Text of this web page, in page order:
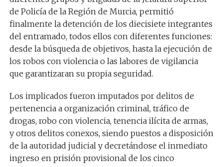
de Policía de la Región de Murcia, permitió
finalmente la detención de los diecisiete integrantes
del entramado, todos ellos con diferentes funciones:
desde la búsqueda de objetivos, hasta la ejecución de
los robos con violencia o las labores de vigilancia
que garantizaran su propia seguridad.
Los implicados fueron imputados por delitos de
pertenencia a organización criminal, tráfico de
drogas, robo con violencia, tenencia ilícita de armas,
y otros delitos conexos, siendo puestos a disposición
de la autoridad judicial y decretándose el inmediato
ingreso en prisión provisional de los cinco